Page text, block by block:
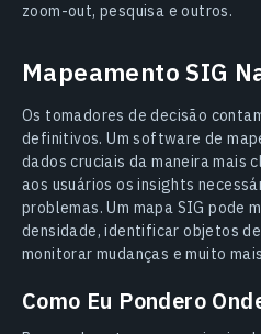
zoom-out, pesquisa e outros.
Mapeamento SIG
Os tomadores de decisão
definitivos. Um software de
dados cruciais da maneira mais
aos usuários os insights
problemas. Um mapa SIG pode
densidade, identificar objetos
monitorar mudanças e muito
Como Eu Pondero